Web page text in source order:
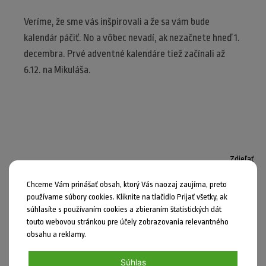
Veríme, že sme vás inšpirovali a že sa vám bude
kalendár páčiť. No a vôbec nevadí, ak nezačnete hneď 1.
decembra. Prvé adventné kalendáre tiež začínali až
6.12. na Mikuláša.
Zdieľať
časopis Stromáčik Školáci Škôlkári
Chceme Vám prinášať obsah, ktorý Vás naozaj zaujíma, preto
používame súbory cookies. Kliknite na tlačidlo Prijať všetky, ak
súhlasíte s používaním cookies a zbieraním štatistických dát
touto webovou stránkou pre účely zobrazovania relevantného
obsahu a reklamy.
Súhlas